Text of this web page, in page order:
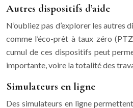
Autres dispositifs d’aide
N’oubliez pas d’explorer les autres
comme l’éco-prêt à taux zéro
cumul de ces dispositifs peut
importante, voire la totalité des
Simulateurs en ligne
Des simulateurs en ligne